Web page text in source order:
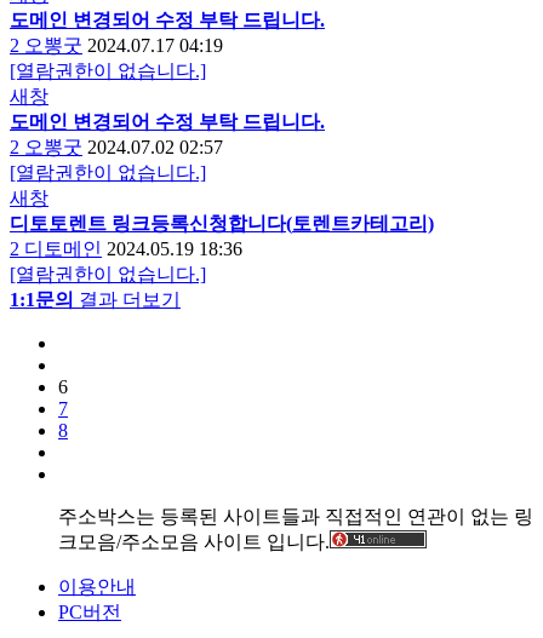
도메인 변경되어 수정 부탁 드립니다.
2 오뽕굿 2024.07.17 04:19
[열람권한이 없습니다.]
새창
도메인 변경되어 수정 부탁 드립니다.
2 오뽕굿 2024.07.02 02:57
[열람권한이 없습니다.]
새창
디토토렌트 링크등록신청합니다(토렌트카테고리)
2 디토메인 2024.05.19 18:36
[열람권한이 없습니다.]
1:1문의 결과 더보기
6
7
8
주소박스는 등록된 사이트들과 직접적인 연관이 없는 링
크모음/주소모음 사이트 입니다.
이용안내
PC버전